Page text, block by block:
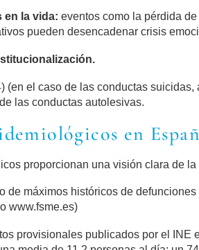
en la vida: eventos como la pérdida
pueden desencadenar crisis
(en el caso de las conductas
las conductas autolesivas.
en
proporcionan una visión clara de
de máximos históricos de
www.fsme.es)
provisionales publicados por el